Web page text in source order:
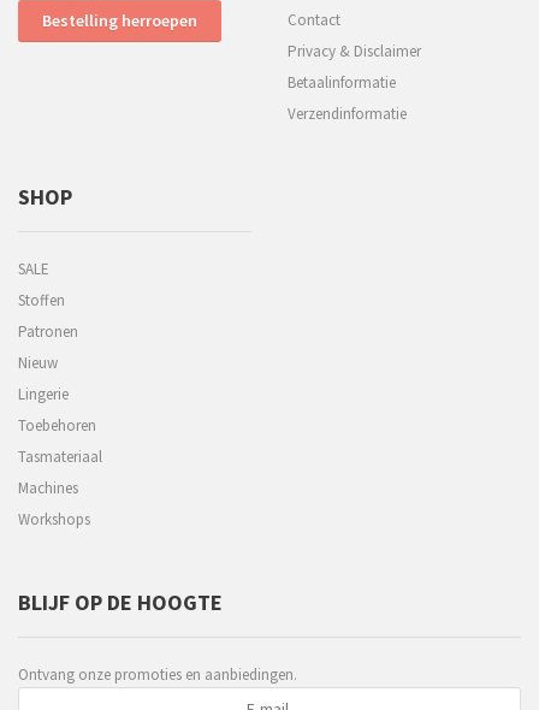
Bestelling herroepen
Contact
Privacy & Disclaimer
Betaalinformatie
Verzendinformatie
SHOP
SALE
Stoffen
Patronen
Nieuw
Lingerie
Toebehoren
Tasmateriaal
Machines
Workshops
BLIJF OP DE HOOGTE
Ontvang onze promoties en aanbiedingen.